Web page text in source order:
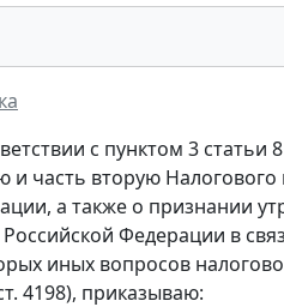
с пунктом 3
и часть вторую
а также о признании
Российской Федерации в
иных вопросов
4198), приказываю: